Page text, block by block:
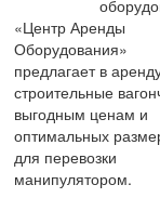
«Центр Аренды
Оборудования»
предлагает в
строительные
выгодным ценам и
оптимальных
для перевозки
манипулятором.